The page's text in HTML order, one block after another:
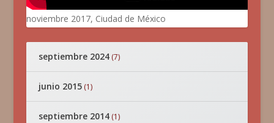
noviembre 2017, Ciudad de México
septiembre 2024(7)
junio 2015(1)
septiembre 2014(1)